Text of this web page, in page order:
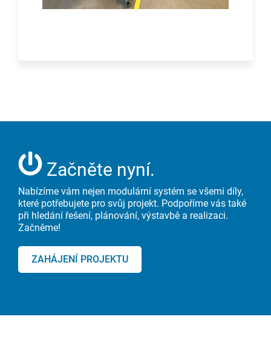
Začněte nyní.
Nabízíme vám nejen modulární systém se všemi díly,
které potřebujete pro svůj projekt. Podpoříme vás také
při hledání řešení, plánování, výstavbě a realizaci.
Začněme!
ZAHÁJENÍ PROJEKTU